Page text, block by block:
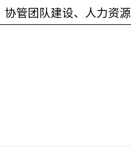
协管团队建设、 人力资源